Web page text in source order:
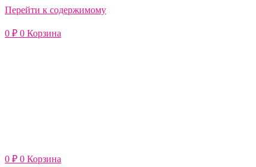
Перейти к содержимому
0 ₽ 0 Корзина
0 ₽ 0 Корзина